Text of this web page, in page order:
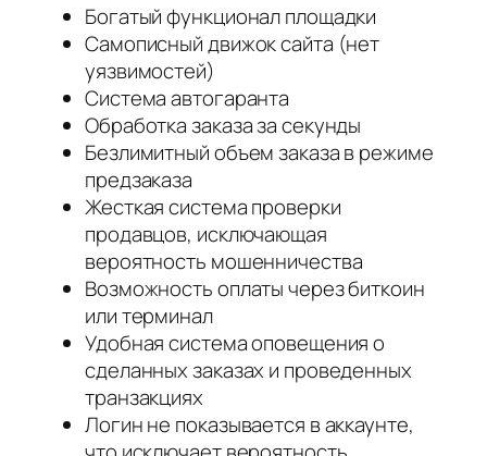
Богатый функционал площадки
Самописный движок сайта (нет
уязвимостей)
Система автогаранта
Обработка заказа за секунды
Безлимитный объем заказа в режиме
предзаказа
Жесткая система проверки
продавцов, исключающая
вероятность мошенничества
Возможность оплаты через биткоин
или терминал
Удобная система оповещения о
сделанных заказах и проведенных
транзакциях
Логин не показывается в аккаунте,